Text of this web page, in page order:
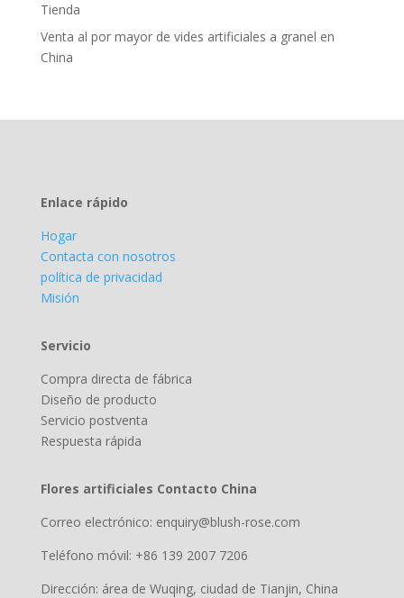
Tienda
Venta al por mayor de vides artificiales a granel en
China
Enlace rápido
Hogar
Contacta con nosotros
política de privacidad
Misión
Servicio
Compra directa de fábrica
Diseño de producto
Servicio postventa
Respuesta rápida
Flores artificiales Contacto China
Correo electrónico: enquiry@blush-rose.com
Teléfono móvil: +86 139 2007 7206
Dirección: área de Wuqing, ciudad de Tianjin, China